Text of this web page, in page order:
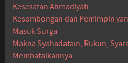
Kesesatan Ahmadiyah
Kesombongan dan Pemimpin
Masuk Surga
Makna Syahadatain, Rukun,
Membatalkannya